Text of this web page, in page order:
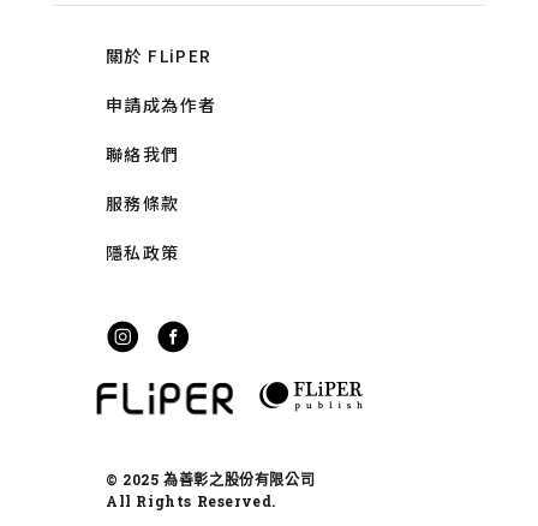
關於 FLiPER
申請成為作者
聯絡我們
服務條款
隱私政策
© 2025 為善彰之股份有限公司
All Rights Reserved.